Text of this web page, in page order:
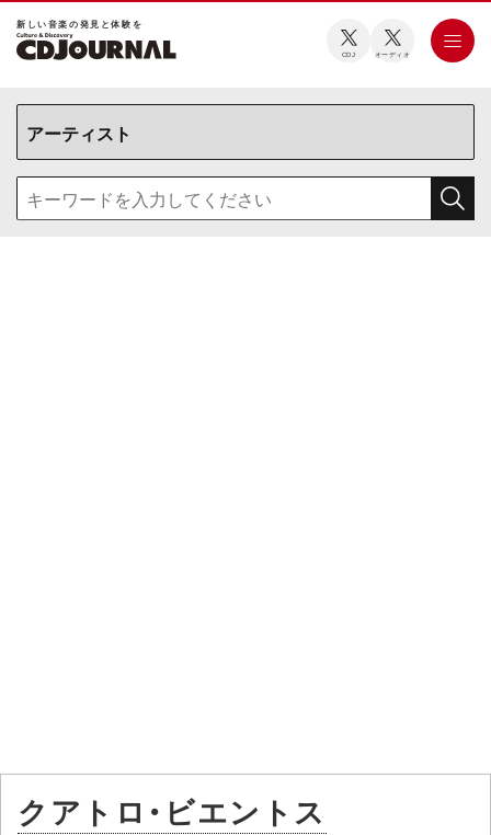
新しい⾳楽の発⾒と体験を
CDJ オーディオ
クアトロ・ビエントス